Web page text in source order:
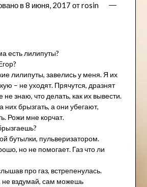
в8 июня, 2017 отrosin
есть лилипуты?
лилипуты, завелись у меня. Я их
– не уходят. Прячутся, дразнят
знаю, что делать, как их вывести.
них брызгать, а они убегают,
Рожи мне корчат.
бутылки, пульверизатором.
но не помогает. Газ что ли
про газ, встрепенулась.
не вздумай, сам можешь